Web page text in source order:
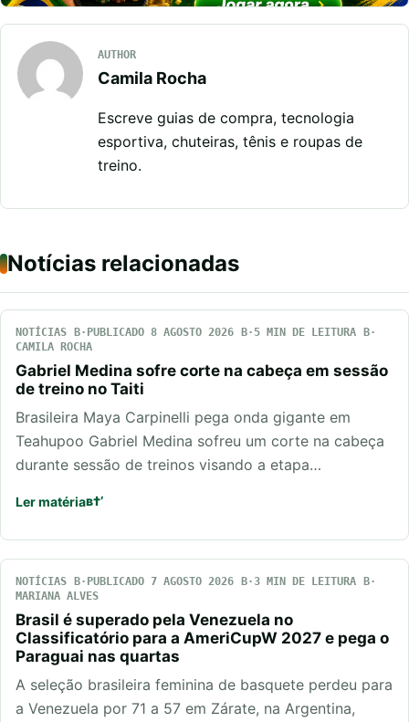
AUTHOR
Camila Rocha
Escreve guias de compra, tecnologia
esportiva, chuteiras, tênis e roupas de
treino.
Notícias relacionadas
NOTÍCIAS PUBLICADO 8 AGOSTO 2026
5 MIN DE LEITURA
CAMILA ROCHA
Gabriel Medina sofre corte na cabeça em sessão
de treino no Taiti
Brasileira Maya Carpinelli pega onda gigante em
Teahupoo Gabriel Medina sofreu um corte na cabeça
durante sessão de treinos visando a etapa…
Ler matéria
NOTÍCIAS PUBLICADO 7 AGOSTO 2026
3 MIN DE LEITURA
MARIANA ALVES
Brasil é superado pela Venezuela no
Classificatório para a AmeriCupW 2027 e pega o
Paraguai nas quartas
A seleção brasileira feminina de basquete perdeu para
a Venezuela por 71 a 57 em Zárate, na Argentina,